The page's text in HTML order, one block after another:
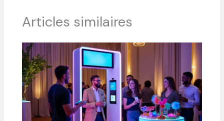
Articles similaires